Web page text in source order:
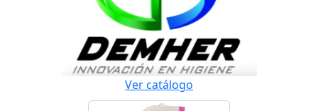
Ver catálogo